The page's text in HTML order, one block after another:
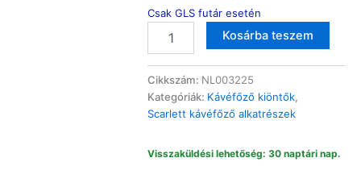
Csak GLS futár esetén
kávéfőző
kiöntő
mennyiség
Kosárba teszem
Cikkszám: NL003225
Kategóriák: Kávéfőző kiöntők,
Scarlett kávéfőző alkatrészek
Visszaküldési lehetőség: 30 naptári nap.